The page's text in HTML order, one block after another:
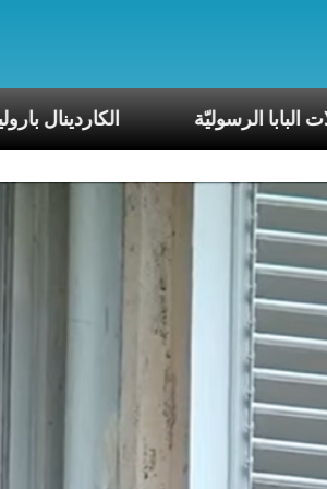
ضمن رحلات البابا الرسوليّة